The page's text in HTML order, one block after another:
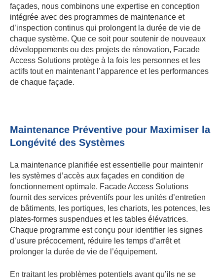
façades, nous combinons une expertise en conception
intégrée avec des programmes de maintenance et
d’inspection continus qui prolongent la durée de vie de
chaque système. Que ce soit pour soutenir de nouveaux
développements ou des projets de rénovation, Facade
Access Solutions protège à la fois les personnes et les
actifs tout en maintenant l’apparence et les performances
de chaque façade.
Maintenance Préventive pour Maximiser la
Longévité des Systèmes
La maintenance planifiée est essentielle pour maintenir
les systèmes d’accès aux façades en condition de
fonctionnement optimale. Facade Access Solutions
fournit des services préventifs pour les unités d’entretien
de bâtiments, les portiques, les chariots, les potences, les
plates-formes suspendues et les tables élévatrices.
Chaque programme est conçu pour identifier les signes
d’usure précocement, réduire les temps d’arrêt et
prolonger la durée de vie de l’équipement.
En traitant les problèmes potentiels avant qu’ils ne se